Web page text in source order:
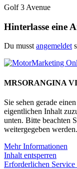
Golf 3 Avenue
Hinterlasse eine
Du musst angemeldet
MRSORANGINA
Sie sehen gerade
eigentlichen Inhalt
unten. Bitte beachten
weitergegeben werden.
Mehr Informationen
Inhalt entsperren
Erforderlichen Service